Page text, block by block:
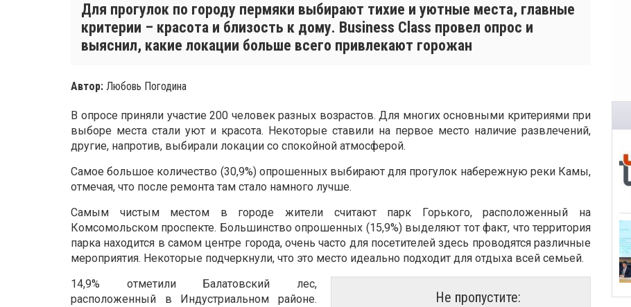
Для прогулок по городу пермяки выбирают тихие и уютные места, главные
критерии – красота и близость к дому. Business Class провел опрос и
выяснил, какие локации больше всего привлекают горожан
Автор: Любовь Погодина
В опросе приняли участие 200 человек разных возрастов. Для многих основными критериями при
выборе места стали уют и красота. Некоторые ставили на первое место наличие развлечений,
другие, напротив, выбирали локации со спокойной атмосферой.
Самое большое количество (30,9%) опрошенных выбирают для прогулок набережную реки Камы,
отмечая, что после ремонта там стало намного лучше.
Самым чистым местом в городе жители считают парк Горького, расположенный на
Комсомольском проспекте. Большинство опрошенных (15,9%) выделяют тот факт, что территория
парка находится в самом центре города, очень часто для посетителей здесь проводятся различные
мероприятия. Некоторые подчеркнули, что это место идеально подходит для отдыха всей семьей.
Не пропустите:
14,9% отметили Балатовский лес,
расположенный в Индустриальном районе.